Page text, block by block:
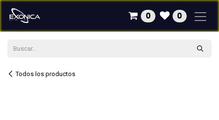
Ir al contenido
0 0
Todos los productos